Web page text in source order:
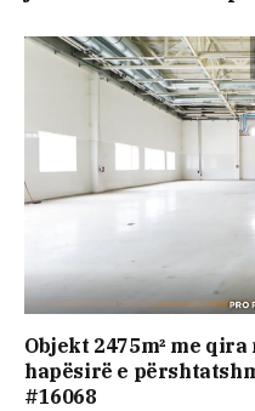
Objekt 2475m² me
hapësirë e
#16068